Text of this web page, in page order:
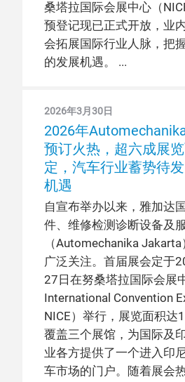
桑塔拉国际会展中心（
预登记现已正式开放，业
会拓展国际行业人脉，把
的发展机遇。
2026年3月30日
2026年
预订火热，超六成展
定，汽车行业蓄势待
机遇
自宣布举办以来，雅加达
件、维修检测诊断设备及
（Automechanika
广泛关注。首届展会定于
27日在努桑塔拉国际会展
International Convention
NICE）举行，展览面积达
覆盖三个展馆，为国际及
业各方提供了一个进入印
车市场的门户。随着展会